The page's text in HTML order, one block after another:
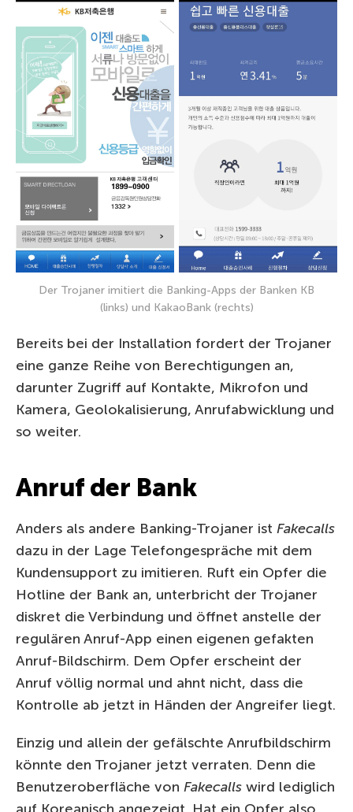
Der Trojaner imitiert die Banking-Apps der Banken KB
(links) und KakaoBank (rechts)
Bereits bei der Installation fordert der Trojaner
eine ganze Reihe von Berechtigungen an,
darunter Zugriff auf Kontakte, Mikrofon und
Kamera, Geolokalisierung, Anrufabwicklung und
so weiter.
Anruf der Bank
Anders als andere Banking-Trojaner ist Fakecalls
dazu in der Lage Telefongespräche mit dem
Kundensupport zu imitieren. Ruft ein Opfer die
Hotline der Bank an, unterbricht der Trojaner
diskret die Verbindung und öffnet anstelle der
regulären Anruf-App einen eigenen gefakten
Anruf-Bildschirm. Dem Opfer erscheint der
Anruf völlig normal und ahnt nicht, dass die
Kontrolle ab jetzt in Händen der Angreifer liegt.
Einzig und allein der gefälschte Anrufbildschirm
könnte den Trojaner jetzt verraten. Denn die
Benutzeroberfläche von Fakecalls wird lediglich